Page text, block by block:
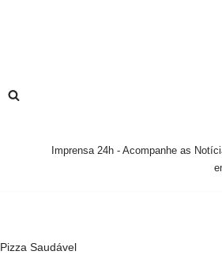
Imprensa 24h - Acompanhe as
Pizza Saudável